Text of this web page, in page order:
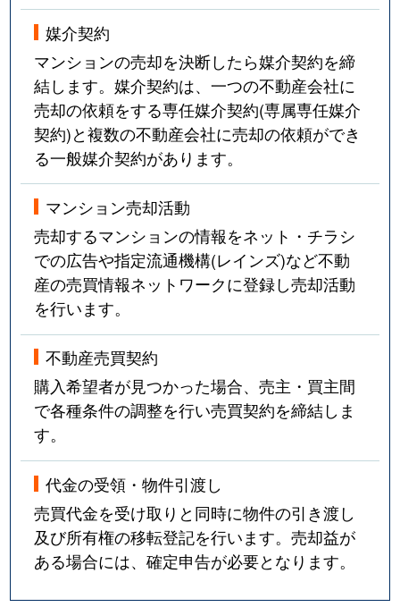
媒介契約
マンションの売却を決断したら媒介契約を締
結します。媒介契約は、一つの不動産会社に
売却の依頼をする専任媒介契約(専属専任媒介
契約)と複数の不動産会社に売却の依頼ができ
る一般媒介契約があります。
マンション売却活動
売却するマンションの情報をネット・チラシ
での広告や指定流通機構(レインズ)など不動
産の売買情報ネットワークに登録し売却活動
を行います。
不動産売買契約
購入希望者が見つかった場合、売主・買主間
で各種条件の調整を行い売買契約を締結しま
す。
代金の受領・物件引渡し
売買代金を受け取りと同時に物件の引き渡し
及び所有権の移転登記を行います。売却益が
ある場合には、確定申告が必要となります。